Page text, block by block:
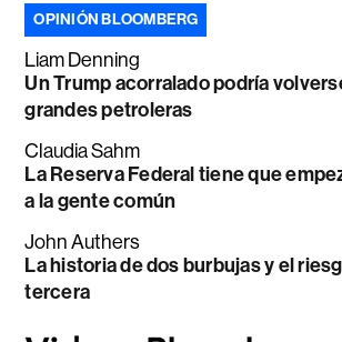
OPINIÓN BLOOMBERG
Liam Denning
Un Trump acorralado podría
grandes petroleras
Claudia Sahm
La Reserva Federal tiene que
a la gente común
John Authers
La historia de dos burbujas y el
tercera